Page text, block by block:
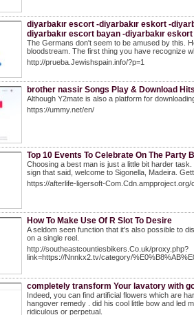
diyarbakır escort -diyarbakır eskort -
diyarbakır escort bayan -diyarbakır
The Germans don't seem to be amused by this.
bloodstream. The first thing you have recognize
http://prueba.Jewishspain.info/?p=1
brother nassir Songs Play & Download
Although Y2mate is also a platform for
https://ummy.net/en/
Top 10 Events To Celebrate On The Party
Choosing a best man is just a little bit harder
sign that said, welcome to Sigonella, Madeira.
https://afterlife-ligersoft-
How To Make Use Of R Slot To Desire
A seldom seen function that it's also possible to
on a single reel.
http://southeastcountiesbikers.Co.uk/proxy.php?
link=https://Nnnkx2.tv/category/
completely transform Your lavatory with
Indeed, you can find artificial flowers which are
hangover remedy . did his cool little bow and led
ridiculous or perpetual.